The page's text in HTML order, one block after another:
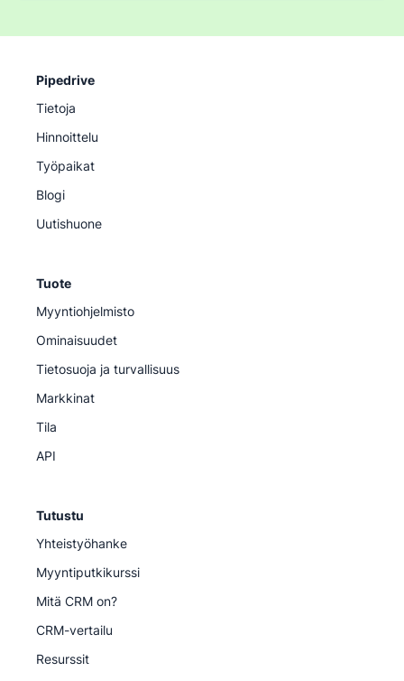
Pipedrive
Tietoja
Hinnoittelu
Työpaikat
Blogi
Uutishuone
Tuote
Myyntiohjelmisto
Ominaisuudet
Tietosuoja ja turvallisuus
Markkinat
Tila
API
Tutustu
Yhteistyöhanke
Myyntiputkikurssi
Mitä CRM on?
CRM-vertailu
Resurssit